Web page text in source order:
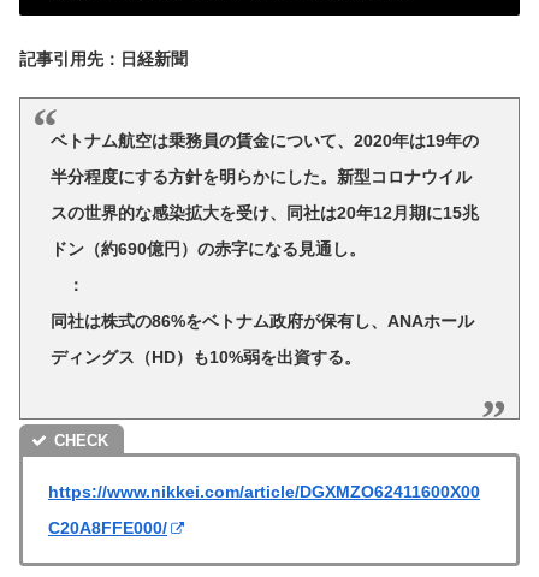
記事引用先：日経新聞
ベトナム航空は乗務員の賃金について、2020年は19年の
半分程度にする方針を明らかにした。新型コロナウイル
スの世界的な感染拡大を受け、同社は20年12月期に15兆
ドン（約690億円）の赤字になる見通し。
：
同社は株式の86%をベトナム政府が保有し、ANAホール
ディングス（HD）も10%弱を出資する。
https://www.nikkei.com/article/DGXMZO62411600X00
C20A8FFE000/